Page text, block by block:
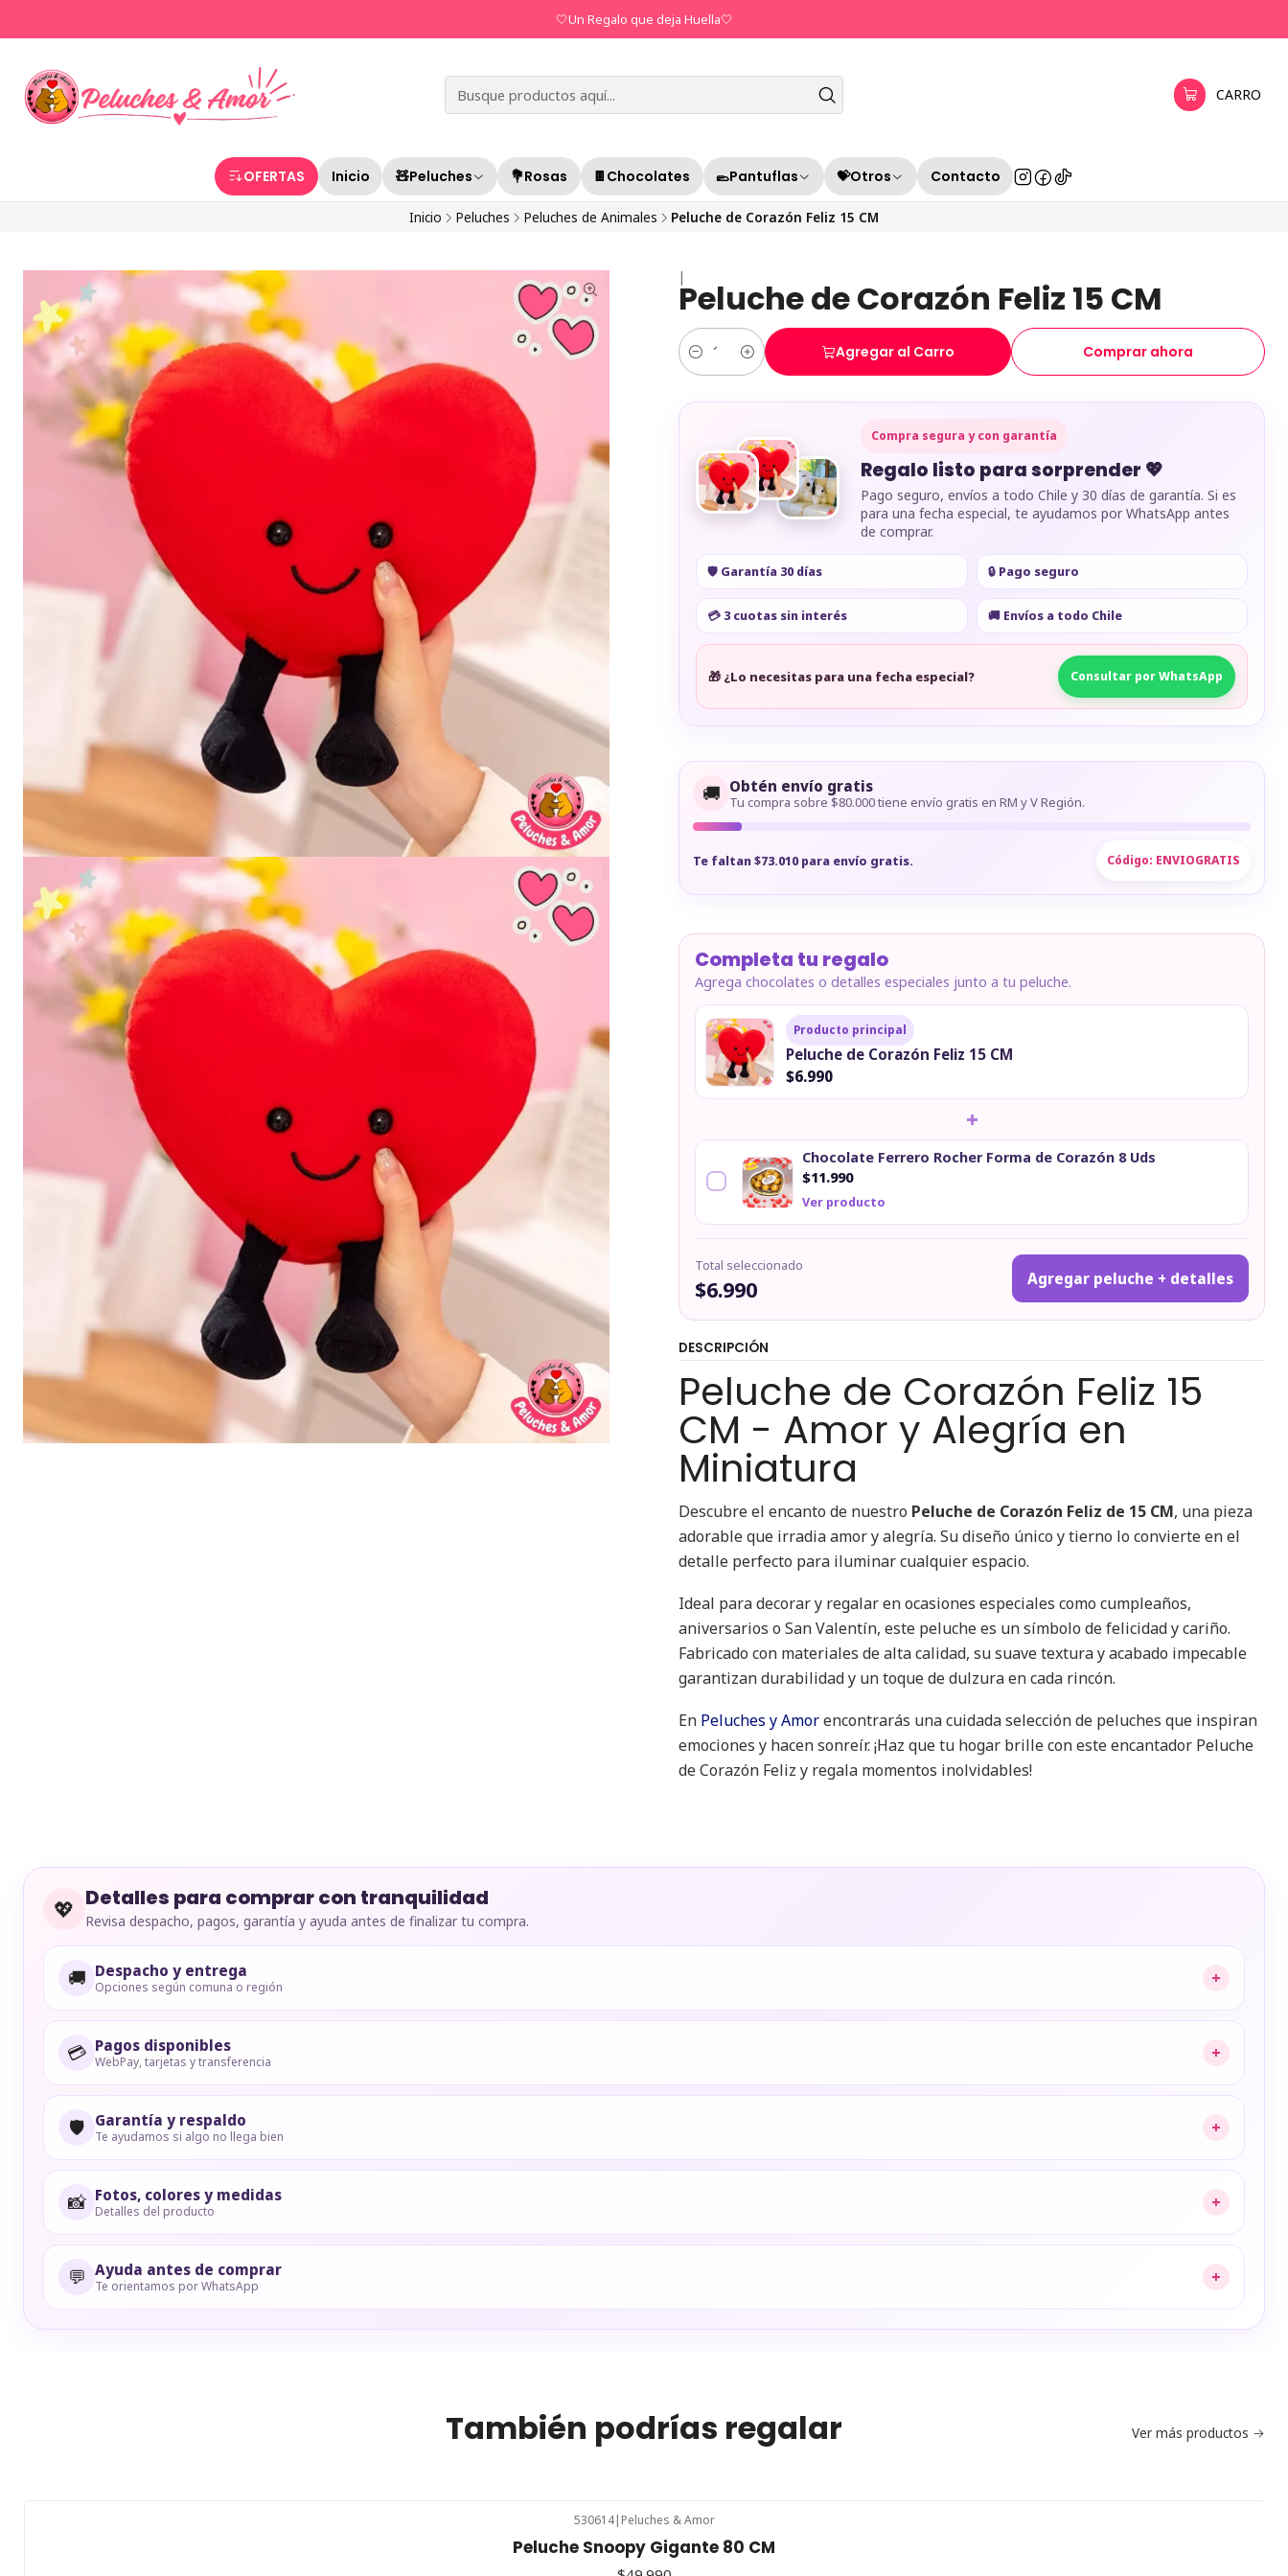
CARRO
OFERTAS Inicio 🧸Peluches 💐Rosas 🍫Chocolates 🥿Pantuflas 💝Otros Contacto
🤍Un Regalo que deja Huella🤍
Inicio Peluches Peluches de Animales Peluche de Corazón Feliz 15 CM
|
Peluche de Corazón Feliz 15 CM
Cantidad
Agregar al Carro Comprar ahora
Compra segura y con garantía
Regalo listo para sorprender 💖
Pago seguro, envíos a todo Chile y 30 días de garantía. Si es
para una fecha especial, te ayudamos por WhatsApp antes
de comprar.
🛡️ Garantía 30 días 🔒 Pago seguro
💳 3 cuotas sin interés 🚚 Envíos a todo Chile
🎁 ¿Lo necesitas para una fecha especial? Consultar por WhatsApp
🚚 Obtén envío gratis
Tu compra sobre $80.000 tiene envío gratis en RM y V Región.
Te faltan $73.010 para envío gratis. Código: ENVIOGRATIS
Completa tu regalo
Agrega chocolates o detalles especiales junto a tu peluche.
Producto principal
Peluche de Corazón Feliz 15 CM
$6.990
+
Chocolate Ferrero Rocher Forma de Corazón 8 Uds
$11.990
Ver producto
Total seleccionado
$6.990 Agregar peluche + detalles
DESCRIPCIÓN
Peluche de Corazón Feliz 15
CM - Amor y Alegría en
Miniatura
Descubre el encanto de nuestro Peluche de Corazón Feliz de 15 CM, una pieza
adorable que irradia amor y alegría. Su diseño único y tierno lo convierte en el
detalle perfecto para iluminar cualquier espacio.
Ideal para decorar y regalar en ocasiones especiales como cumpleaños,
aniversarios o San Valentín, este peluche es un símbolo de felicidad y cariño.
Fabricado con materiales de alta calidad, su suave textura y acabado impecable
garantizan durabilidad y un toque de dulzura en cada rincón.
En Peluches y Amorencontrarás una cuidada selección de peluches que inspiran
emociones y hacen sonreír. ¡Haz que tu hogar brille con este encantador Peluche
de Corazón Feliz y regala momentos inolvidables!
💖 Detalles para comprar con tranquilidad
Revisa despacho, pagos, garantía y ayuda antes de finalizar tu compra.
🚚 Despacho y entrega
Opciones según comuna o región +
💳 Pagos disponibles
WebPay, tarjetas y transferencia +
🛡️ Garantía y respaldo
Te ayudamos si algo no llega bien +
📸 Fotos, colores y medidas
Detalles del producto +
💬 Ayuda antes de comprar
Te orientamos por WhatsApp +
También podrías regalar Ver más productos
530614| Peluches & Amor
Peluche Snoopy Gigante 80 CM